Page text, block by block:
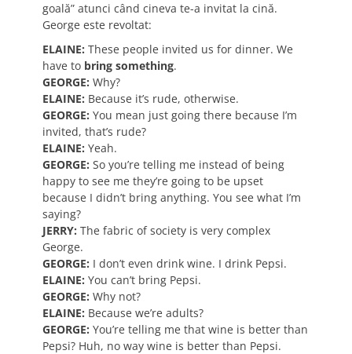
goală” atunci când cineva te-a invitat la cină.
George este revoltat:
ELAINE: These people invited us for dinner. We
have to bring something.
GEORGE: Why?
ELAINE: Because it’s rude, otherwise.
GEORGE: You mean just going there because I’m
invited, that’s rude?
ELAINE: Yeah.
GEORGE: So you’re telling me instead of being
happy to see me they’re going to be upset
because I didn’t bring anything. You see what I’m
saying?
JERRY: The fabric of society is very complex
George.
GEORGE: I don’t even drink wine. I drink Pepsi.
ELAINE: You can’t bring Pepsi.
GEORGE: Why not?
ELAINE: Because we’re adults?
GEORGE: You’re telling me that wine is better than
Pepsi? Huh, no way wine is better than Pepsi.